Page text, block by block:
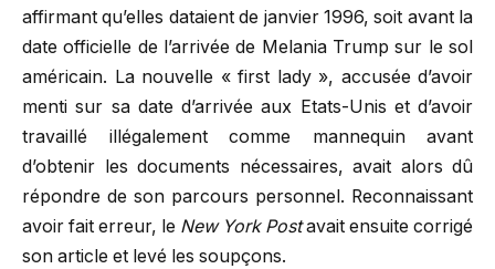
affirmant qu’elles dataient de janvier 1996, soit avant la
date officielle de l’arrivée de Melania Trump sur le sol
américain. La nouvelle « first lady », accusée d’avoir
menti sur sa date d’arrivée aux Etats-Unis et d’avoir
travaillé illégalement comme mannequin avant
d’obtenir les documents nécessaires, avait alors dû
répondre de son parcours personnel. Reconnaissant
avoir fait erreur, le New York Postavait ensuite corrigé
son article et levé les soupçons.